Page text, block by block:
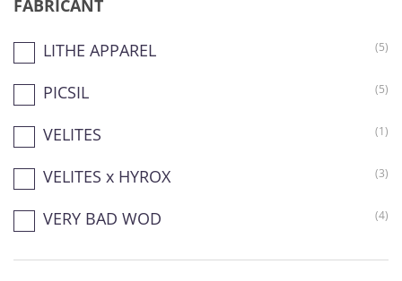
FABRICANT
LITHE APPAREL (5)
PICSIL (5)
VELITES (1)
VELITES x HYROX (3)
VERY BAD WOD (4)